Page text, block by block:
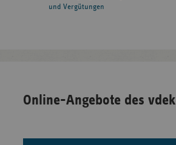
und Vergütungen
Online-Angebote des vdek